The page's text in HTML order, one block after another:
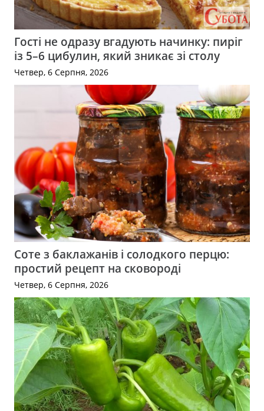
Гості не одразу вгадують начинку: пиріг
із 5–6 цибулин, який зникає зі столу
Четвер, 6 Серпня, 2026
Соте з баклажанів і солодкого перцю:
простий рецепт на сковороді
Четвер, 6 Серпня, 2026